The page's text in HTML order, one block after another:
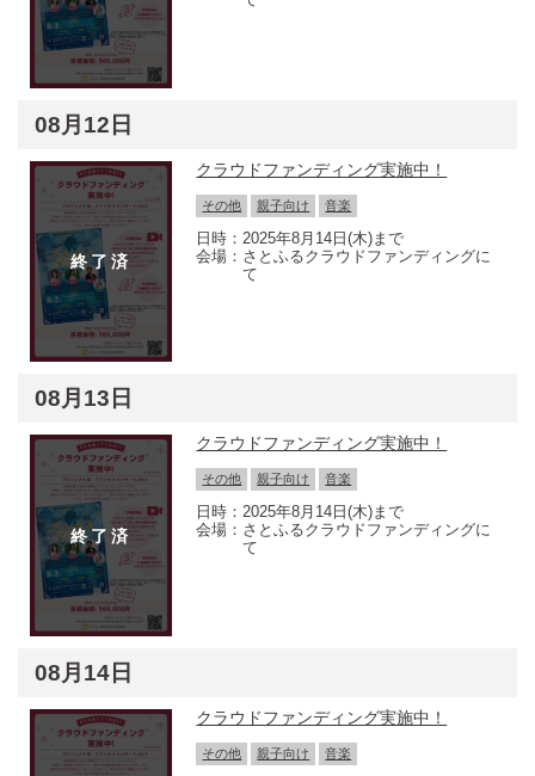
08月12日
クラウドファンディング実施中！
その他 親子向け 音楽
2025年8月14日(木)まで
さとふるクラウドファンディングに
て
08月13日
クラウドファンディング実施中！
その他 親子向け 音楽
2025年8月14日(木)まで
さとふるクラウドファンディングに
て
08月14日
クラウドファンディング実施中！
その他 親子向け 音楽